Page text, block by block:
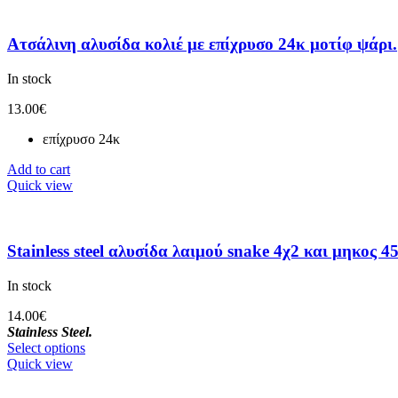
Ατσάλινη αλυσίδα κολιέ με επίχρυσο 24κ μοτίφ ψάρι.
In stock
13.00€
επίχρυσο 24κ
Add to cart
Quick view
Stainless steel αλυσίδα λαιμού snake 4χ2 και μηκος
In stock
14.00€
Stainless Steel.
Select options
Quick view